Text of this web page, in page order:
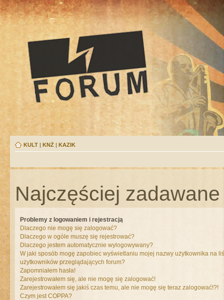
KULT | KNŻ | KAZIK
Najczęściej
Problemy z logowaniem i rejestracją
Dlaczego nie mogę się zalogować?
Dlaczego w ogóle muszę się rejestrować?
Dlaczego jestem automatycznie wylogowywany?
W jaki sposób mogę zapobiec wyświetlaniu mojej nazwy użytkownika na
użytkowników przeglądających forum?
Zapomniałem hasła!
Zarejestrowałem się, ale nie mogę się zalogować!
Zarejestrowałem się jakiś czas temu, ale nie mogę się teraz zalogować!?!
Czym jest COPPA?